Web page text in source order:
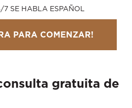
SE HABLA ESPAÑOL
PARA COMENZAR!
gratuita de